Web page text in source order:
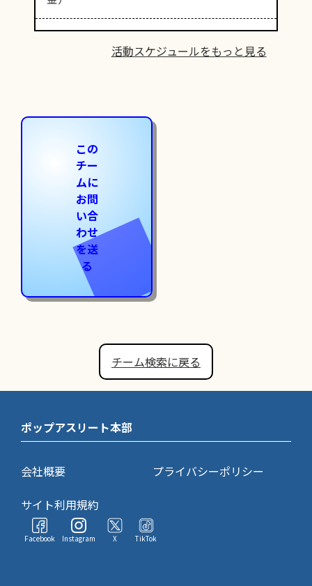
活動スケジュールをもっと見る
この
チー
ムに
お問
い合
わせ
を送
る
チーム検索に戻る
ポップアスリート本部
会社概要
プライバシーポリシー
サイト利用規約
Facebook Instagram X TikTok